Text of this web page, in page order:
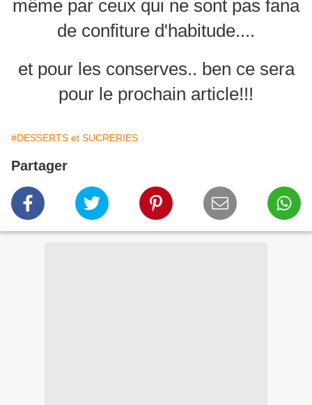
même par ceux qui ne sont pas fana
de confiture d'habitude....
et pour les conserves.. ben ce sera
pour le prochain article!!!
#DESSERTS et SUCRERIES
Partager